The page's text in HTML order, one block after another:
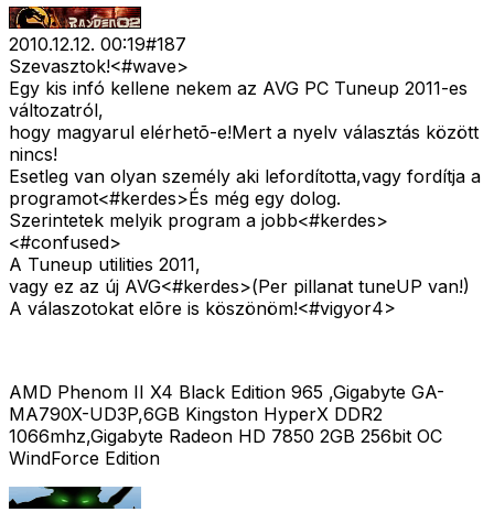
2010.12.12. 00:19#187
Szevasztok!<#wave>
Egy kis infó kellene nekem az AVG PC Tuneup 2011-es
változatról,
hogy magyarul elérhetõ-e!Mert a nyelv választás között
nincs!
Esetleg van olyan személy aki lefordította,vagy fordítja a
programot<#kerdes>És még egy dolog.
Szerintetek melyik program a jobb<#kerdes>
<#confused>
A Tuneup utilities 2011,
vagy ez az új AVG<#kerdes>(Per pillanat tuneUP van!)
A válaszotokat elõre is köszönöm!<#vigyor4>
AMD Phenom II X4 Black Edition 965 ,Gigabyte GA-
MA790X-UD3P,6GB Kingston HyperX DDR2
1066mhz,Gigabyte Radeon HD 7850 2GB 256bit OC
WindForce Edition